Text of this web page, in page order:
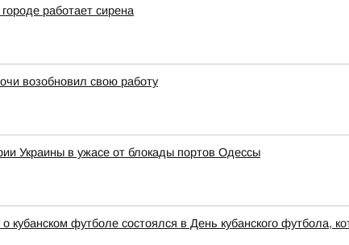
работает сирена
возобновил свою работу
Украины в ужасе от блокады портов Одессы
футболе состоялся в День кубанского футбола,